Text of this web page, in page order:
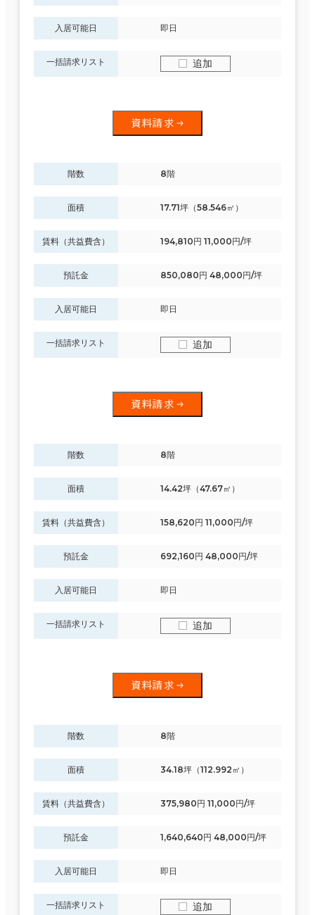
入居可能日 即日
一括請求リスト 追加
資料請求
階数 8階
面積 17.71坪（58.546㎡）
賃料（共益費含） 194,810円 11,000円/坪
預託金 850,080円 48,000円/坪
入居可能日 即日
一括請求リスト 追加
資料請求
階数 8階
面積 14.42坪（47.67㎡）
賃料（共益費含） 158,620円 11,000円/坪
預託金 692,160円 48,000円/坪
入居可能日 即日
一括請求リスト 追加
資料請求
階数 8階
面積 34.18坪（112.992㎡）
賃料（共益費含） 375,980円 11,000円/坪
預託金 1,640,640円 48,000円/坪
入居可能日 即日
一括請求リスト 追加